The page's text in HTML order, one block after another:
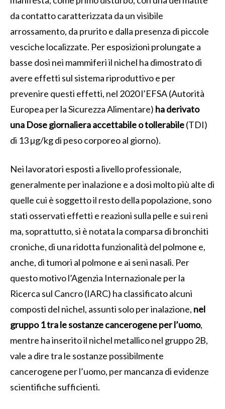
da contatto caratterizzata da un visibile
arrossamento, da prurito e dalla presenza di piccole
vesciche localizzate. Per esposizioni prolungate a
basse dosi nei mammiferi il nichel ha dimostrato di
avere effetti sul sistema riproduttivo e per
prevenire questi effetti, nel 2020 l’EFSA (Autorità
Europea per la Sicurezza Alimentare) ha derivato
una Dose giornaliera accettabile o tollerabile(TDI)
di 13 µg/kg di peso corporeo al giorno).
Nei lavoratori esposti a livello professionale,
generalmente per inalazione e a dosi molto più alte di
quelle cui è soggetto il resto della popolazione, sono
stati osservati effetti e reazioni sulla pelle e sui reni
ma, soprattutto, si è notata la comparsa di bronchiti
croniche, di una ridotta funzionalità del polmone e,
anche, di tumori al polmone e ai seni nasali. Per
questo motivo l’Agenzia Internazionale per la
Ricerca sul Cancro (IARC) ha classificato alcuni
composti del nichel, assunti solo per inalazione, nel
gruppo 1 tra le sostanze cancerogene per l’uomo,
mentre ha inserito il nichel metallico nel gruppo 2B,
vale a dire tra le sostanze possibilmente
cancerogene per l’uomo, per mancanza di evidenze
scientifiche sufficienti.